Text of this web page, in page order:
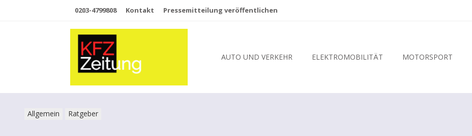
0203-4799808 Kontakt Pressemitteilung veröffentlichen
AUTO UND VERKEHR ELEKTROMOBILITÄT MOTORSPORT
Allgemein Ratgeber